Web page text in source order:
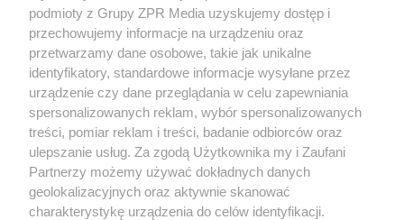
rozpowszechniany lub dalej rozpowszechniany w jakikolwiek sposób (w
tym także elektroniczny lub mechaniczny) na jakimkolwiek polu
eksploatacji w jakiejkolwiek formie, włącznie z umieszczaniem w
Internecie bez pisemnej zgody właściciela praw. Jakiekolwiek użycie lub
wykorzystanie utworów w całości lub w części z naruszeniem prawa,
tzn. bez właściwej zgody, jest zabronione pod groźbą kary i może być
ścigane prawnie.
podmioty z Grupy ZPR Media uzyskujemy dostęp i
przechowujemy informacje na urządzeniu oraz
przetwarzamy dane osobowe, takie jak unikalne
identyfikatory, standardowe informacje wysyłane przez
urządzenie czy dane przeglądania w celu zapewniania
spersonalizowanych reklam, wybór spersonalizowanych
treści, pomiar reklam i treści, badanie odbiorców oraz
ulepszanie usług. Za zgodą Użytkownika my i Zaufani
Partnerzy możemy używać dokładnych danych
geolokalizacyjnych oraz aktywnie skanować
charakterystykę urządzenia do celów identyfikacji.